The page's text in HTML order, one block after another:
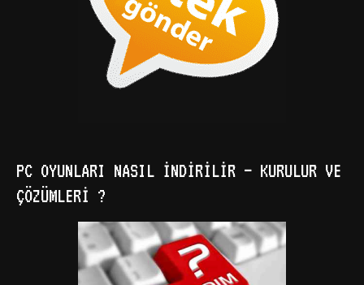
PC OYUNLARI NASIL İNDIRILIR – KURULUR VE
ÇÖZÜMLERI ?